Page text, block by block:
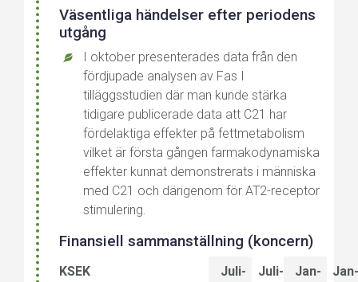
Väsentliga händelser efter periodens
utgång
I oktober presenterades data från den
fördjupade analysen av Fas I
tilläggsstudien där man kunde stärka
tidigare publicerade data att C21 har
fördelaktiga effekter på fettmetabolism
vilket är första gången farmakodynamiska
effekter kunnat demonstrerats i människa
med C21 och därigenom för AT2-receptor
stimulering.
Finansiell sammanställning (koncern)
KSEK
Juli-
Juli-
Jan-
Jan-